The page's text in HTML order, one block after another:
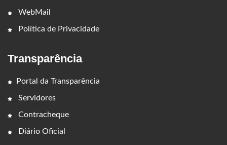
WebMail
Política de Privacidade
Transparência
Portal da Transparência
Servidores
Contracheque
Diário Oficial